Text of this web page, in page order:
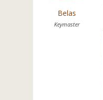
Belas
Keymaster